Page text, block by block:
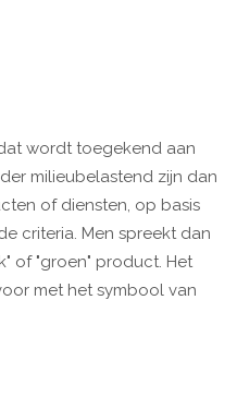
wordt toegekend aan
milieubelastend zijn dan
of diensten, op basis
criteria. Men spreekt dan
of "groen" product. Het
met het symbool van